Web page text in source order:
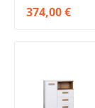
374,00 €